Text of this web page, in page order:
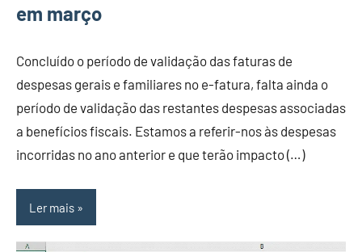
em março
Concluído o período de validação das faturas de
despesas gerais e familiares no e-fatura, falta ainda o
período de validação das restantes despesas associadas
a benefícios fiscais. Estamos a referir-nos às despesas
incorridas no ano anterior e que terão impacto (…)
Ler mais